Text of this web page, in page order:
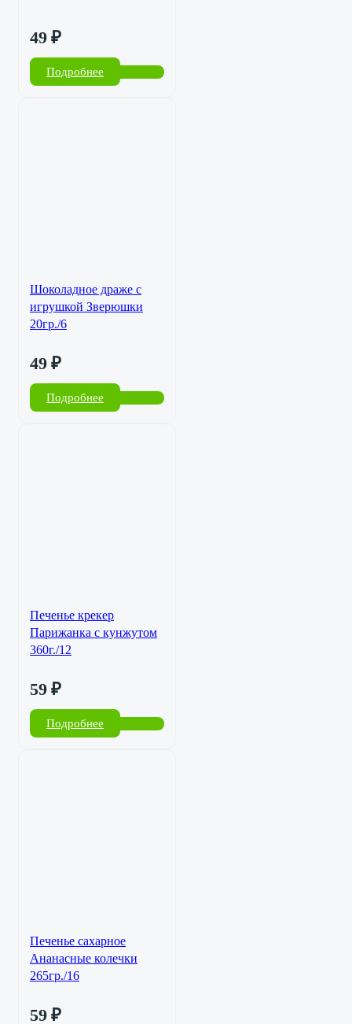
49 ₽
Подробнее
Шоколадное драже с
игрушкой Зверюшки
20гр./6
49 ₽
Подробнее
Печенье крекер
Парижанка с кунжутом
360г./12
59 ₽
Подробнее
Печенье сахарное
Ананасные колечки
265гр./16
59 ₽